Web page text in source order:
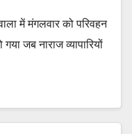
में मंगलवार को परिवहन
जब नाराज व्यापारियों